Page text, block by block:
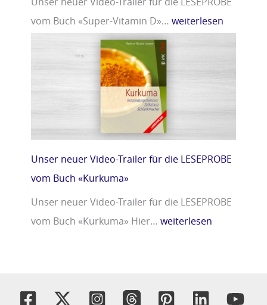
vom Buch «Super-Vitamin D»… weiterlesen
Unser neuer Video-Trailer für die LESEPROBE
vom Buch «Kurkuma»
Unser neuer Video-Trailer für die LESEPROBE
vom Buch «Kurkuma» Hier… weiterlesen